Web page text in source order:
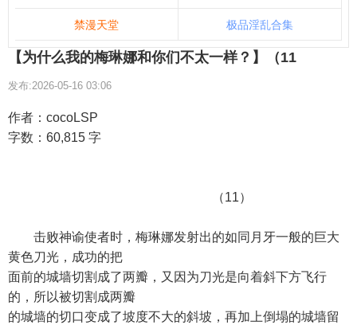
禁漫天堂 极品淫乱合集
【为什么我的梅琳娜和你们不太一样？】（11
发布:2026-05-16 03:06
作者：cocoLSP
字数：60,815 字
（11）
击败神谕使者时，梅琳娜发射出的如同月牙一般的巨大
黄色刀光，成功的把
面前的城墙切割成了两瓣，又因为刀光是向着斜下方飞行
的，所以被切割成两瓣
的城墙的切口变成了坡度不大的斜坡，再加上倒塌的城墙留